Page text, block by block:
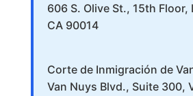
606 S. Olive St., 15th Floor,
CA 90014
Corte de Inmigración de
Van Nuys Blvd., Suite 300,